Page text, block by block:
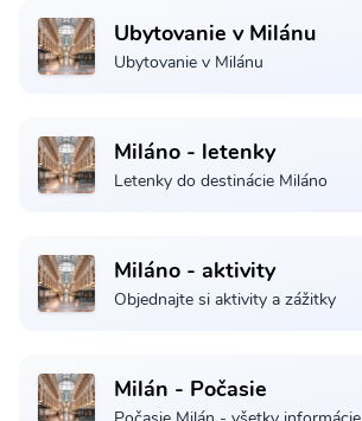
Ubytovanie v Milánu
Ubytovanie v Milánu
Miláno - letenky
Letenky do destinácie Miláno
Miláno - aktivity
Objednajte si aktivity a zážitky
Milán - Počasie